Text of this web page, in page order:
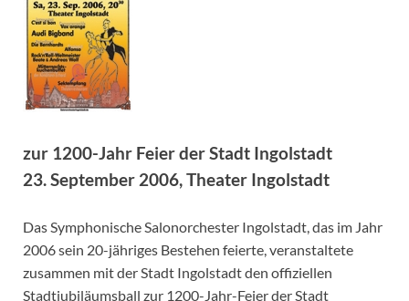
zur 1200-Jahr Feier der Stadt Ingolstadt
23. September 2006, Theater Ingolstadt
Das Symphonische Salonorchester Ingolstadt, das im Jahr
2006 sein 20-jähriges Bestehen feierte, veranstaltete
zusammen mit der Stadt Ingolstadt den offiziellen
Stadtjubiläumsball zur 1200-Jahr-Feier der Stadt